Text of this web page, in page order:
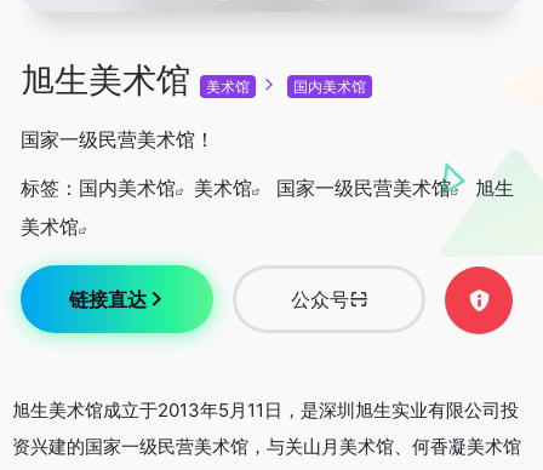
旭生美术馆 美术馆 国内美术馆
国家一级民营美术馆！
标签： 国内美术馆 美术馆 国家一级民营美术馆
旭生
美术馆
链接直达 公众号
旭生美术馆成立于2013年5月11日，是深圳旭生实业有限公司投
资兴建的国家一级民营美术馆，与关山月美术馆、何香凝美术馆